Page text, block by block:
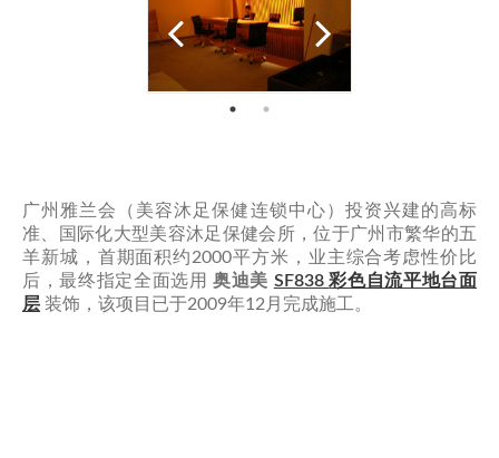
广州雅兰会（美容沐足保健连锁中心）投资兴建的高标
准、国际化大型美容沐足保健会所，位于广州市繁华的五
羊新城，首期面积约2000平方米，业主综合考虑性价比
后，最终指定全面选用奥迪美 SF838彩色自流平地台面
层 装饰，该项目已于2009年12月完成施工。